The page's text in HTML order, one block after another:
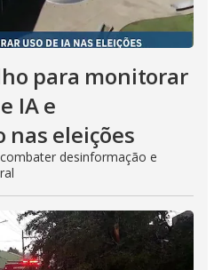
para monitorar
IA e
nas eleições
desinformação e